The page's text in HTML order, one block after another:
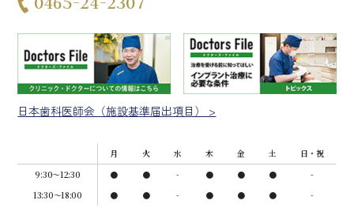
保険診療となるのは、基本的には13歳未満で、虫歯予防の指
導を継続的に受けているにもかかわらず虫歯の多い子どもに
限られます。健康な歯に対する虫歯予防目的で行なう場合は
自費診療（保険適用外）となります。詳細は歯科医師にご確
認ください。
ん。あくまでもきちんと歯磨きをしていることが大切です。
効果が永続的ではないので、年に数回フッ素を塗布してもら
う必要があります。
塗布のほかにフッ素配合の歯磨き剤などを多用すると、フッ
日本歯科医師会（施設基準届出項目） >
月 火 水 木 金 土
日・祝
9:30〜12:30
● ● - ● ● ●
-
13:30～18:00
● ● - ● ● ●
-